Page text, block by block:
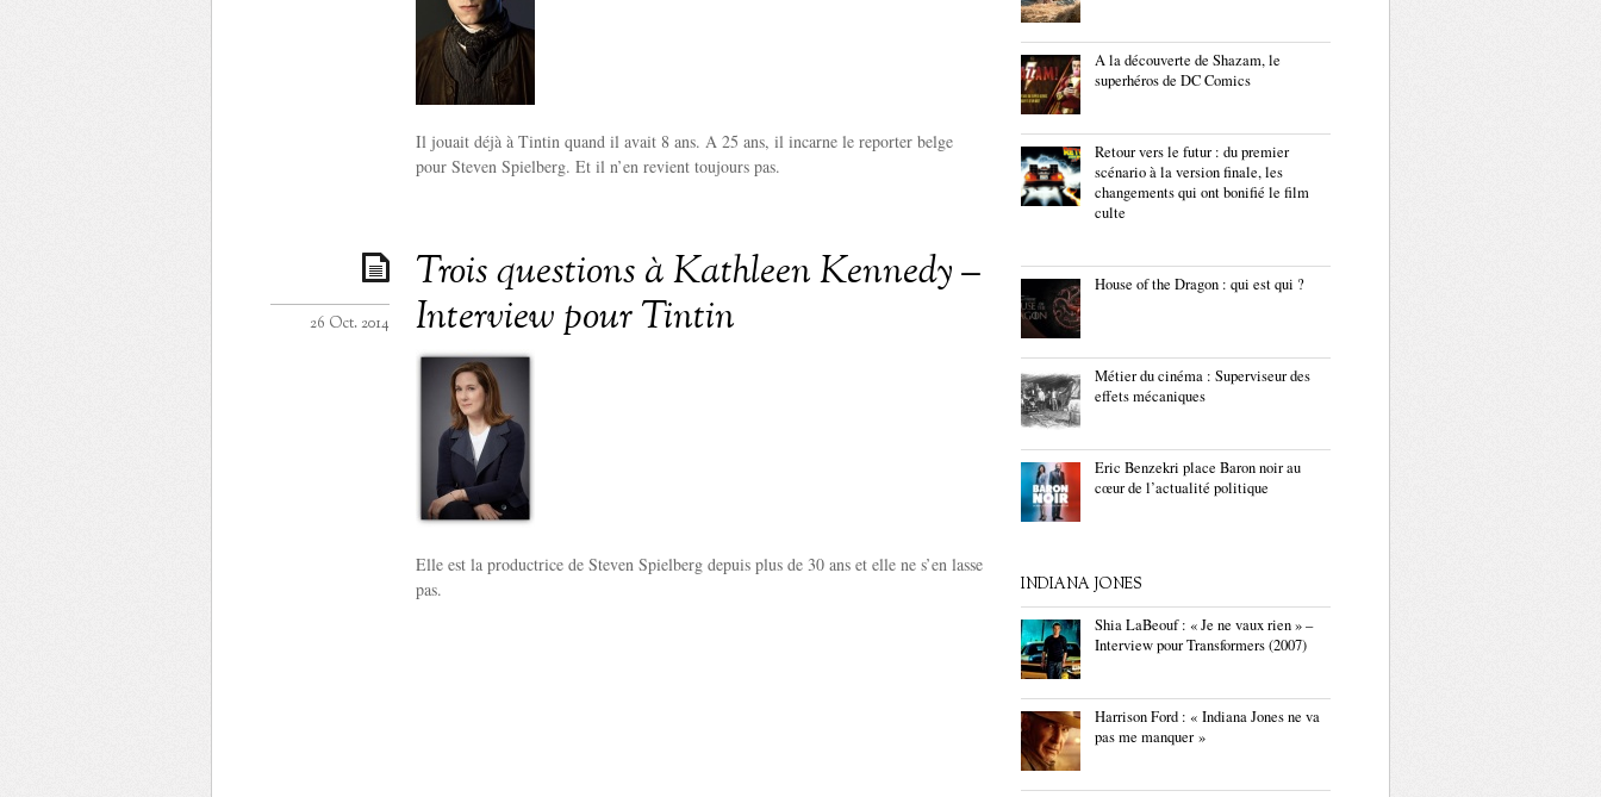
Il jouait déjà à Tintin quand il avait 8 ans. A 25 ans, il incarne le reporter belge
pour Steven Spielberg. Et il n’en revient toujours pas.
Trois questions à Kathleen Kennedy –
Interview pour Tintin
26 Oct. 2014
Elle est la productrice de Steven Spielberg depuis plus de 30 ans et elle ne s’en lasse
pas.
A la découverte de Shazam, le
superhéros de DC Comics
Retour vers le futur : du premier
scénario à la version finale, les
changements qui ont bonifié le film
culte
House of the Dragon : qui est qui ?
Métier du cinéma : Superviseur des
effets mécaniques
Eric Benzekri place Baron noir au
cœur de l’actualité politique
INDIANA JONES
Shia LaBeouf : « Je ne vaux rien » –
Interview pour Transformers (2007)
Harrison Ford : « Indiana Jones ne va
pas me manquer »